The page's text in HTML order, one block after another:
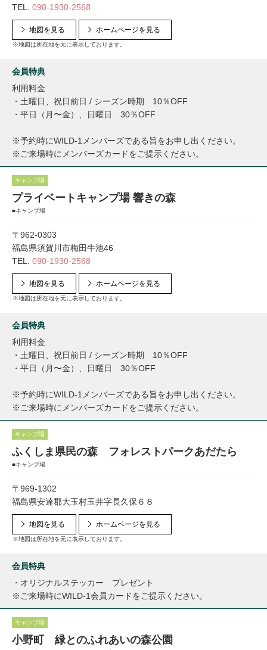
TEL. 090-1930-2568
地図を見る
※地図は所在地を元に表示しております。
ホームページを見る
会員特典
利用料金
・土曜日、祝日前日 / シーズン時期 10％OFF
・平日（月〜金）、日曜日 30％OFF
※予約時にWILD-1メンバーズである旨をお申し出ください。
※ご来場時にメンバーズカードをご提示ください。
キャンプ場
プライベートキャンプ場 響きの森
■キャンプ場
〒962-0303
福島県須賀川市梅田牛池46
TEL. 090-1930-2568
地図を見る
※地図は所在地を元に表示しております。
ホームページを見る
会員特典
利用料金
・土曜日、祝日前日 / シーズン時期 10％OFF
・平日（月〜金）、日曜日 30％OFF
※予約時にWILD-1メンバーズである旨をお申し出ください。
※ご来場時にメンバーズカードをご提示ください。
キャンプ場
ふくしま県民の森 フォレストパークあだたら
■キャンプ場
〒969-1302
福島県安達郡大玉村玉井字長久保６８
地図を見る
※地図は所在地を元に表示しております。
ホームページを見る
会員特典
・オリジナルステッカー プレゼント
※ご来場時にWILD-1会員カードをご提示ください。
キャンプ場
小野町 緑とのふれあいの森公園